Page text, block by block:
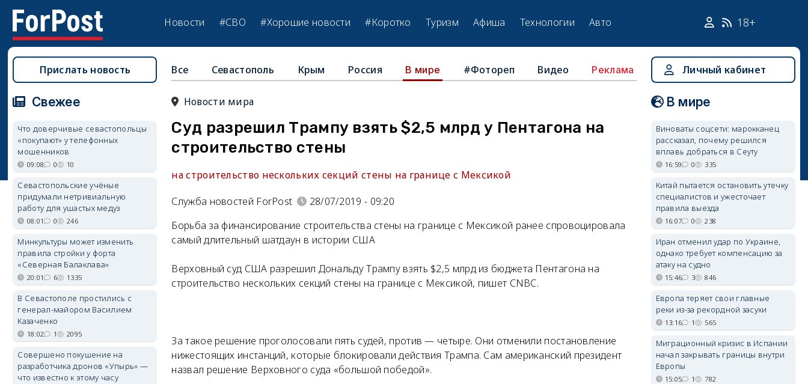
Новости #СВО #Хорошие новости #Коротко Туризм Афиша Технологии Авто 18+
Все Севастополь Крым Россия В мире #Фотореп Видео Реклама
Новости мира
Суд разрешил Трампу взять $2,5 млрд у Пентагона на
строительство стены
на строительство нескольких секций стены на границе с Мексикой
Служба новостей ForPost
28/07/2019 - 09:20
Борьба за финансирование строительства стены на границе с Мексикой ранее спровоцировала
самый длительный шатдаун в истории США
Верховный суд США разрешил Дональду Трампу взять $2,5 млрд из бюджета Пентагона на
строительство нескольких секций стены на границе с Мексикой, пишет CNBC.
За такое решение проголосовали пять судей, против — четыре. Они отменили постановление
нижестоящих инстанций, которые блокировали действия Трампа. Сам американский президент
назвал решение Верховного суда «большой победой».
Прислать новость
Свежее
Что доверчивые севастопольцы
«покупают» у телефонных
мошенников
09:08 0 10
Севастопольские учёные
придумали нетривиальную
работу для ушастых медуз
08:01 0 246
Минкультуры может изменить
правила стройки у форта
«Северная Балаклава»
20:01 6 1335
В Севастополе простились с
генерал-майором Василием
Казаченко
18:02 1 2095
Совершено покушение на
разработчика дронов «Упырь» —
что известно к этому часу
Личный кабинет
В мире
Виноваты соцсети: марокканец
рассказал, почему решился
вплавь добраться в Сеуту
16:59 0 335
Китай пытается остановить утечку
специалистов и ужесточает
правила выезда
16:07 0 238
Иран отменил удар по Украине,
однако требует компенсацию за
атаку на судно
15:46 3 846
Европа теряет свои главные
реки из-за рекордной засухи
13:16 1 565
Миграционный кризис в Испании
начал закрывать границы внутри
Европы
15:05 1 782